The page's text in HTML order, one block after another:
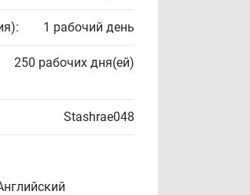
1 рабочий день
250 рабочих дня(ей)
Stashrae048